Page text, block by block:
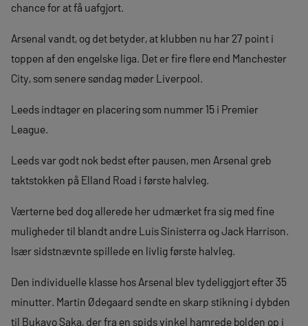
chance for at få uafgjort.
Arsenal vandt, og det betyder, at klubben nu har 27 point i
toppen af den engelske liga. Det er fire flere end Manchester
City, som senere søndag møder Liverpool.
Leeds indtager en placering som nummer 15 i Premier
League.
Leeds var godt nok bedst efter pausen, men Arsenal greb
taktstokken på Elland Road i første halvleg.
Værterne bed dog allerede her udmærket fra sig med fine
muligheder til blandt andre Luis Sinisterra og Jack Harrison.
Især sidstnævnte spillede en livlig første halvleg.
Den individuelle klasse hos Arsenal blev tydeliggjort efter 35
minutter. Martin Ødegaard sendte en skarp stikning i dybden
til Bukayo Saka, der fra en spids vinkel hamrede bolden op i